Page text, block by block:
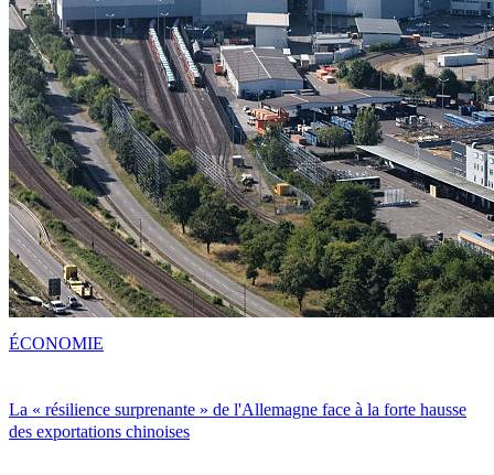
La « résilience surprenante » de l'Allemagne face à la forte hausse
des exportations chinoises
ÉCONOMIE